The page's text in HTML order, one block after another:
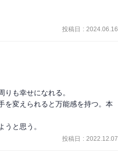
投稿日 : 2024.06.16
も幸せになれる。
を変えられると万能感を持つ。本
と思う。
投稿日 : 2022.12.07